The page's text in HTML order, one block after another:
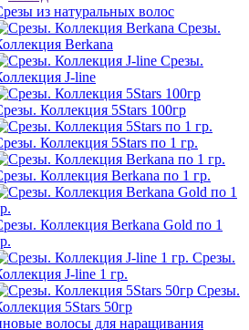
из натуральных волос
Срезы.
Berkana
Срезы.
J-line
Коллекция 5Stars 100гр
Коллекция 5Stars по 1 гр.
Коллекция Berkana по 1 гр.
Коллекция Berkana Gold по 1
Срезы.
J-line 1 гр.
Срезы.
5Stars 50гр